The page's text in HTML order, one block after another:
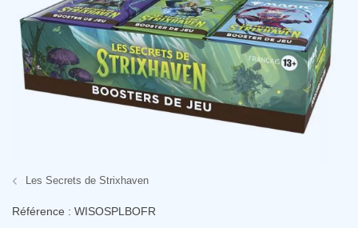
Les Secrets de Strixhaven
Référence : WISOSPLBOFR